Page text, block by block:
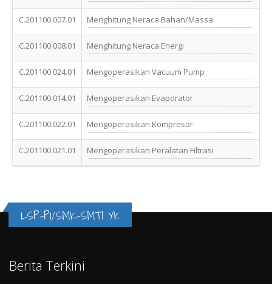
C.201100.007.01 Menghitung Neraca Bahan/Massa
C.201100.008.01 Menghitung Neraca Energi
C.201100.024.01 Mengoperasikan Vacuum Pump
C.201100.014.01 Mengoperasikan Evaporator
C.201100.022.01 Mengoperasikan Kompresor
C.201100.021.01 Mengoperasikan Peralatan Filtrasi
LSP-P1/SMK-SMTI YK
Berita Terkini